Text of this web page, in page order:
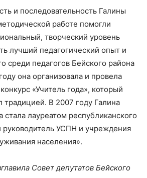
и последовательность Галины
работе помогли
творческий уровень
лучший педагогический опыт и
среди педагогов Бейского района
она организовала и провела
«Учитель года», который
традицией. В 2007 году Галина
стала лауреатом республиканского
руководитель УСПН и учреждения
населения».
Совет депутатов Бейского